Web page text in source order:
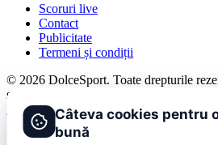
Scoruri live
Contact
Publicitate
Termeni și condiții
© 2026 DolceSport. Toate drepturile
și analize din toate competițiile
Fotbal intern Fotbal extern Scoruri live
Câteva cookies pentru
bună